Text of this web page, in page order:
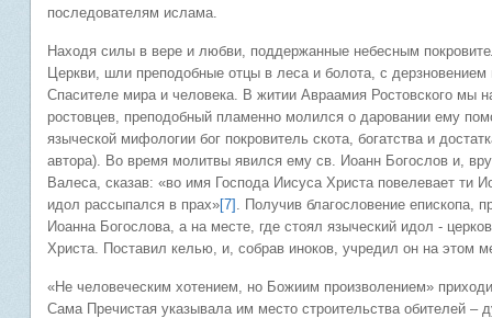
последователям ислама.
Находя силы в вере и любви, поддержанные небесным
Церкви, шли преподобные отцы в леса и болота, с
Спасителе мира и человека. В житии Авраамия Ростовского мы
ростовцев, преподобный пламенно молился о даровании ему
языческой мифологии бог покровитель скота, богатства и
автора). Во время молитвы явился ему св. Иоанн Богослов и,
Валеса, сказав: «во имя Господа Иисуса Христа повелевает ти
идол рассыпался в прах»[7] . Получив благословение епископа,
Иоанна Богослова, а на месте, где стоял языческий идол -
Христа. Поставил келью, и, собрав иноков, учредил он на этом
«Не человеческим хотением, но Божиим произволением»
Сама Пречистая указывала им место строительства обителей